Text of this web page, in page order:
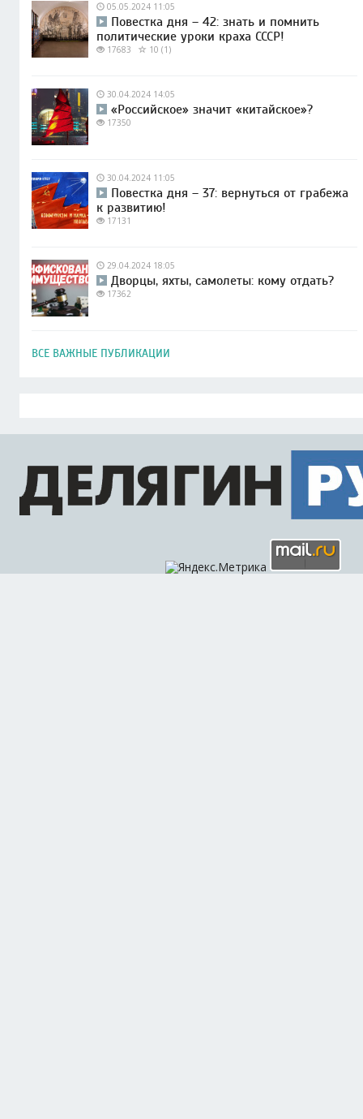
05.05.2024 11:05
Повестка дня – 42: знать и помнить
политические уроки краха СССР!
17683 10 (1)
30.04.2024 14:05
«Российское» значит «китайское»?
17350
30.04.2024 11:05
Повестка дня – 37: вернуться от грабежа
к развитию!
17131
29.04.2024 18:05
Дворцы, яхты, самолеты: кому отдать?
17362
ВСЕ ВАЖНЫЕ ПУБЛИКАЦИИ